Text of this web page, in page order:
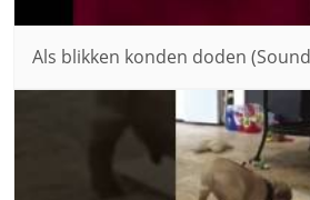
Als blikken konden doden